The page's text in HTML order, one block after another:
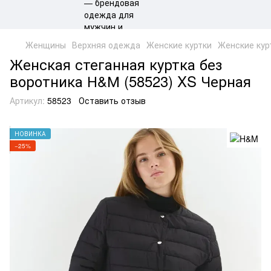
Женщины Верхняя одежда Женские куртки Женские
Женская стеганная куртка без
воротника Н&М (58523) XS Черная
Артикул: 58523 Оставить отзыв
НОВИНКА
−25%